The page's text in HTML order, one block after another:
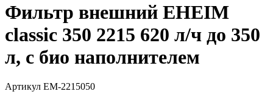
Фильтр внешний EHEIM
classic 350 2215 620 л/ч до 350
л, с био наполнителем
Артикул EM-2215050